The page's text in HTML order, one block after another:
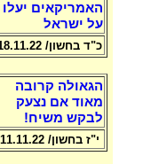
האמריקאים יעלו
על ישראל
כ"ד בחשון/ 18.11.22
הגאולה קרובה
מאוד אם נצעק
לבקש משיח!
י"ז בחשון/ 11.11.22